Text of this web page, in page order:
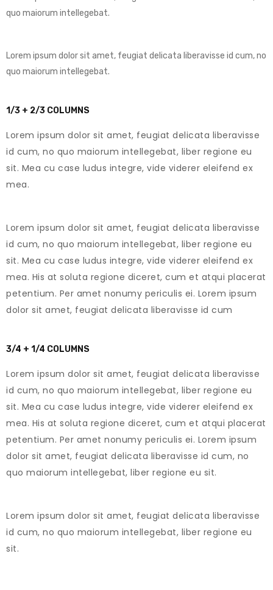
quo maiorum intellegebat.
Lorem ipsum dolor sit amet, feugiat delicata liberavisse id cum, no
quo maiorum intellegebat.
1/3 + 2/3 COLUMNS
Lorem ipsum dolor sit amet, feugiat delicata liberavisse
id cum, no quo maiorum intellegebat, liber regione eu
sit. Mea cu case ludus integre, vide viderer eleifend ex
mea.
Lorem ipsum dolor sit amet, feugiat delicata liberavisse
id cum, no quo maiorum intellegebat, liber regione eu
sit. Mea cu case ludus integre, vide viderer eleifend ex
mea. His at soluta regione diceret, cum et atqui placerat
petentium. Per amet nonumy periculis ei. Lorem ipsum
dolor sit amet, feugiat delicata liberavisse id cum
3/4 + 1/4 COLUMNS
Lorem ipsum dolor sit amet, feugiat delicata liberavisse
id cum, no quo maiorum intellegebat, liber regione eu
sit. Mea cu case ludus integre, vide viderer eleifend ex
mea. His at soluta regione diceret, cum et atqui placerat
petentium. Per amet nonumy periculis ei. Lorem ipsum
dolor sit amet, feugiat delicata liberavisse id cum, no
quo maiorum intellegebat, liber regione eu sit.
Lorem ipsum dolor sit amet, feugiat delicata liberavisse
id cum, no quo maiorum intellegebat, liber regione eu
sit.